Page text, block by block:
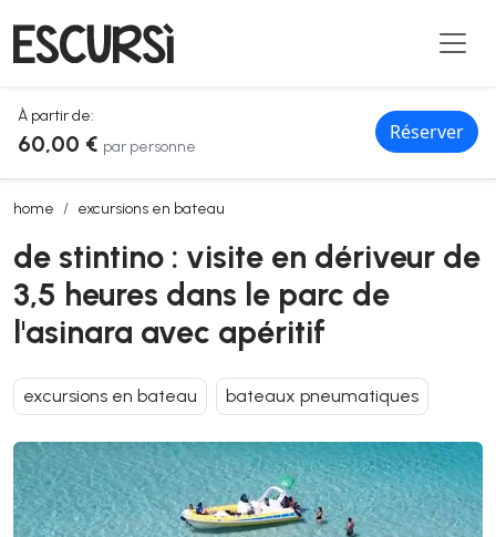
À partir de:
60,00 € par personne
Réserver
home excursions en bateau
de stintino : visite en dériveur de 3,5 heures dans le parc de
de stintino : visite en dériveur de
3,5 heures dans le parc de
l'asinara avec apéritif
excursions en bateau bateaux pneumatiques